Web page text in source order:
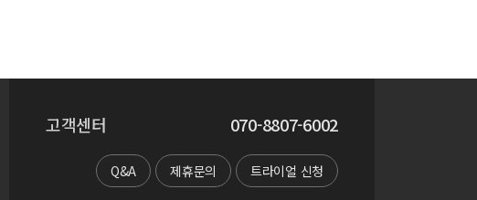
고객센터 070-8807-6002
Q&A 제휴문의 트라이얼 신청